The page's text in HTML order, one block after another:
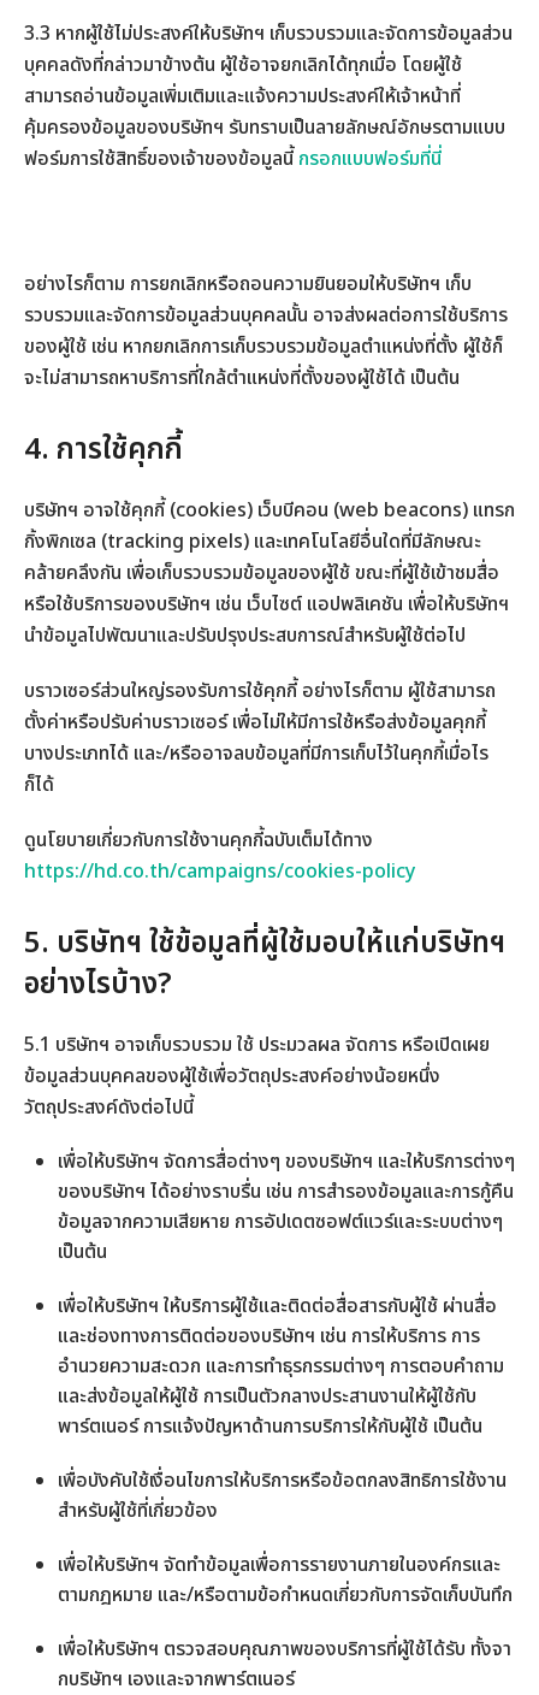
3.3 หากผู้ใช้ไม่ประสงค์ให้บริษัทฯ เก็บรวบรวมและจัดการข้อมูลส่วน
บุคคลดังที่กล่าวมาข้างต้น ผู้ใช้อาจยกเลิกได้ทุกเมื่อ โดยผู้ใช้
สามารถอ่านข้อมูลเพิ่มเติมและแจ้งความประสงค์ให้เจ้าหน้าที่
คุ้มครองข้อมูลของบริษัทฯ รับทราบเป็นลายลักษณ์อักษรตามแบบ
ฟอร์มการใช้สิทธิ์ของเจ้าของข้อมูลนี้กรอกแบบฟอร์มที่นี่
อย่างไรก็ตาม การยกเลิกหรือถอนความยินยอมให้บริษัทฯ เก็บ
รวบรวมและจัดการข้อมูลส่วนบุคคลนั้น อาจส่งผลต่อการใช้บริการ
ของผู้ใช้ เช่น หากยกเลิกการเก็บรวบรวมข้อมูลตำแหน่งที่ตั้ง ผู้ใช้ก็
จะไม่สามารถหาบริการที่ใกล้ตำแหน่งที่ตั้งของผู้ใช้ได้ เป็นต้น
4. การใช้คุกกี้
บริษัทฯ อาจใช้คุกกี้ (cookies) เว็บบีคอน (web beacons) แทรก
กิ้งพิกเซล (tracking pixels) และเทคโนโลยีอื่นใดที่มีลักษณะ
คล้ายคลึงกัน เพื่อเก็บรวบรวมข้อมูลของผู้ใช้ ขณะที่ผู้ใช้เข้าชมสื่อ
หรือใช้บริการของบริษัทฯ เช่น เว็บไซต์ แอปพลิเคชัน เพื่อให้บริษัทฯ
นำข้อมูลไปพัฒนาและปรับปรุงประสบการณ์สำหรับผู้ใช้ต่อไป
บราวเซอร์ส่วนใหญ่รองรับการใช้คุกกี้ อย่างไรก็ตาม ผู้ใช้สามารถ
ตั้งค่าหรือปรับค่าบราวเซอร์ เพื่อไม่ให้มีการใช้หรือส่งข้อมูลคุกกี้
บางประเภทได้ และ/หรืออาจลบข้อมูลที่มีการเก็บไว้ในคุกกี้เมื่อไร
ก็ได้
ดูนโยบายเกี่ยวกับการใช้งานคุกกี้ฉบับเต็มได้ทาง
https://hd.co.th/campaigns/cookies-policy
5. บริษัทฯ ใช้ข้อมูลที่ผู้ใช้มอบให้แก่บริษัทฯ
อย่างไรบ้าง?
5.1 บริษัทฯ อาจเก็บรวบรวม ใช้ ประมวลผล จัดการ หรือเปิดเผย
ข้อมูลส่วนบุคคลของผู้ใช้เพื่อวัตถุประสงค์อย่างน้อยหนึ่ง
วัตถุประสงค์ดังต่อไปนี้
เพื่อให้บริษัทฯ จัดการสื่อต่างๆ ของบริษัทฯ และให้บริการต่างๆ
ของบริษัทฯ ได้อย่างราบรื่น เช่น การสำรองข้อมูลและการกู้คืน
ข้อมูลจากความเสียหาย การอัปเดตซอฟต์แวร์และระบบต่างๆ
เป็นต้น
เพื่อให้บริษัทฯ ให้บริการผู้ใช้และติดต่อสื่อสารกับผู้ใช้ ผ่านสื่อ
และช่องทางการติดต่อของบริษัทฯ เช่น การให้บริการ การ
อำนวยความสะดวก และการทำธุรกรรมต่างๆ การตอบคำถาม
และส่งข้อมูลให้ผู้ใช้ การเป็นตัวกลางประสานงานให้ผู้ใช้กับ
พาร์ตเนอร์ การแจ้งปัญหาด้านการบริการให้กับผู้ใช้ เป็นต้น
เพื่อบังคับใช้เงื่อนไขการให้บริการหรือข้อตกลงสิทธิการใช้งาน
สำหรับผู้ใช้ที่เกี่ยวข้อง
เพื่อให้บริษัทฯ จัดทำข้อมูลเพื่อการรายงานภายในองค์กรและ
ตามกฎหมาย และ/หรือตามข้อกำหนดเกี่ยวกับการจัดเก็บบันทึก
เพื่อให้บริษัทฯ ตรวจสอบคุณภาพของบริการที่ผู้ใช้ได้รับ ทั้งจา
กบริษัทฯ เองและจากพาร์ตเนอร์